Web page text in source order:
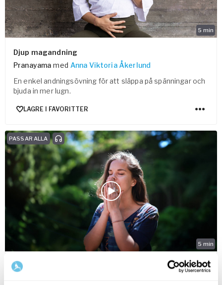
5 min
Djup magandning
Pranayama med Anna Viktoria Åkerlund
En enkel andningsövning för att släppa på spänningar och
bjuda in mer lugn.
LAGRE I FAVORITTER
5 min
PASSAR ALLA
Three Anchors Meditation